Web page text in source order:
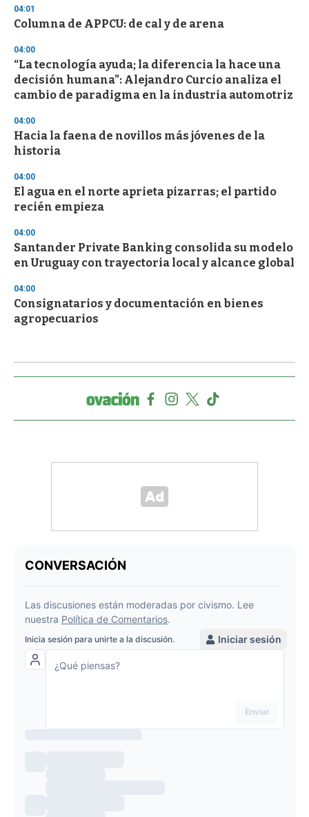
d
s
04:01
Columna de APPCU: de cal y de arena
04:00
“La tecnología ayuda; la diferencia la hace una
decisión humana”: Alejandro Curcio analiza el
cambio de paradigma en la industria automotriz
04:00
Hacia la faena de novillos más jóvenes de la
historia
04:00
El agua en el norte aprieta pizarras; el partido
recién empieza
04:00
Santander Private Banking consolida su modelo
en Uruguay con trayectoria local y alcance global
04:00
Consignatarios y documentación en bienes
agropecuarios